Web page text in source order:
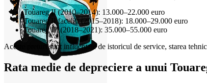
Touareg II (2010–2014): 13.000–22.000 euro
Touareg II facelift (2015–2018): 18.000–29.000 euro
Touareg III (2018–2021): 35.000–55.000 euro
Aceste prețuri sunt influențate de istoricul de service, starea
Rata medie de depreciere a unui